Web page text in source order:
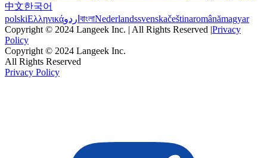
中文한국어
polskiΕλληνικάاردو বাংলাNederlandssvenskačeštinaromânămagyar
Copyright © 2024 Langeek Inc. | All Rights Reserved |Privacy
Policy
Copyright © 2024 Langeek Inc.
All Rights Reserved
Privacy Policy